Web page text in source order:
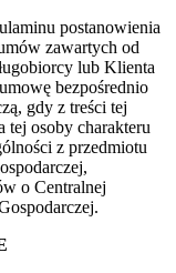
postanowienia
zawartych od
lub Klienta
bezpośrednio
gdy z treści tej
tej osoby charakteru
z przedmiotu
o Centralnej